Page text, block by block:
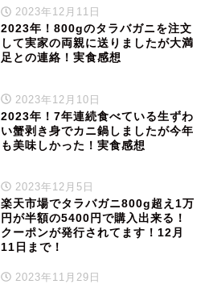
2023年12月11日
2023年！800gのタラバガニを注文
して実家の両親に送りましたが大満
足との連絡！実食感想
2023年12月10日
2023年！7年連続食べている生ずわ
い蟹剥き身でカニ鍋しましたが今年
も美味しかった！実食感想
2023年12月5日
楽天市場でタラバガニ800g超え1万
円が半額の5400円で購入出来る！
クーポンが発行されてます！12月
11日まで！
2023年11月29日